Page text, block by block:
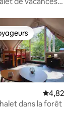
dans la forêt